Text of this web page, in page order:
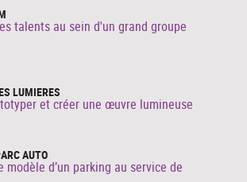
talents au sein d'un grand groupe
LUMIERES
et créer une œuvre lumineuse
AUTO
modèle d’un parking au service de